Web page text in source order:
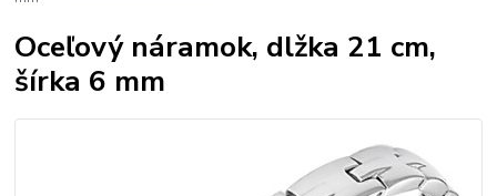
Oceľový náramok, dlžka 21 cm,
šírka 6 mm